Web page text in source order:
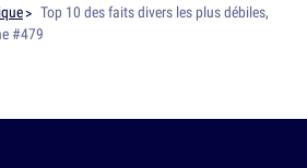
Top 10 des faits divers les plus débiles,
#479